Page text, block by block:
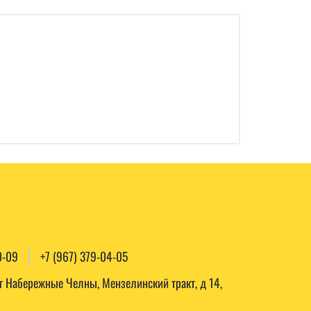
09
+7 (967) 379-04-05
г Набережные Челны, Мензелинский тракт, д 14,